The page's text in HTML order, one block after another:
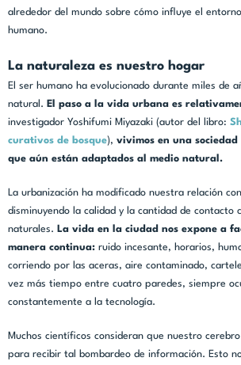
alrededor del mundo sobre cómo influye el
humano.
La naturaleza es nuestro hogar
El ser humano ha evolucionado durante miles de
natural. El paso a la vida urbana es
investigador Yoshifumi Miyazaki (autor del libro:
curativos de bosque), vivimos en una sociedad
que aún están adaptados al medio natural.
La urbanización ha modificado nuestra relación
disminuyendo la calidad y la cantidad de contacto
naturales. La vida en la ciudad nos expone a
manera continua: ruido incesante, horarios,
corriendo por las aceras, aire contaminado,
vez más tiempo entre cuatro paredes, siempre
constantemente a la tecnología.
Muchos científicos consideran que nuestro
para recibir tal bombardeo de información. Esto